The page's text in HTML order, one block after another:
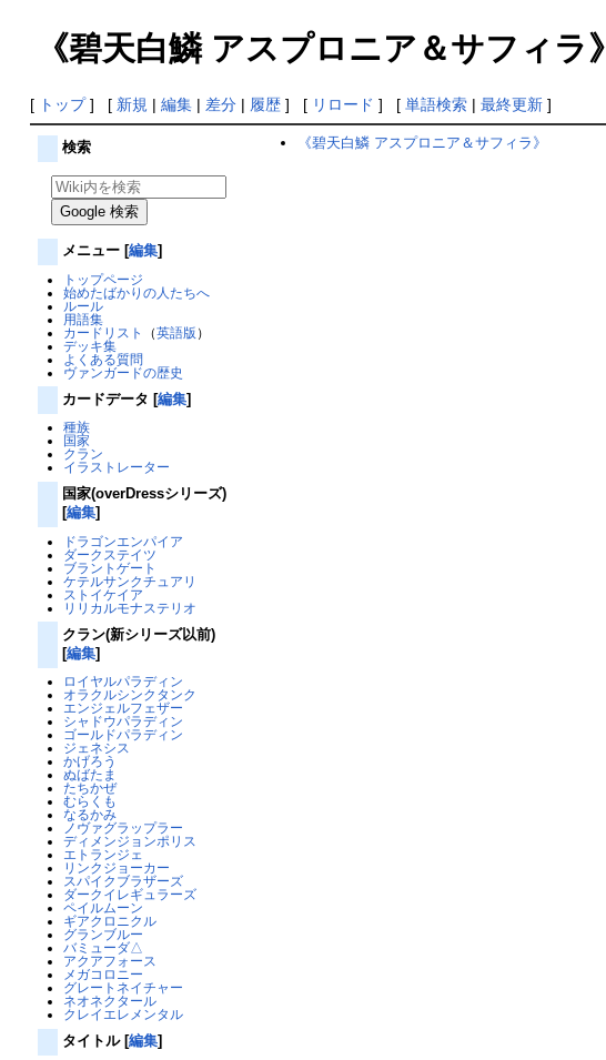
《碧天白鱗 アスプロニア＆サフィラ》
[ トップ] [ 新規 | 編集| 差分| 履歴] [ リロード ] [ 単語検索| 最終更新]
検索
メニュー [編集]
トップページ
始めたばかりの人たちへ
ルール
用語集
カードリスト
（英語版 ）
デッキ集
よくある質問
ヴァンガードの歴史
カードデータ [編集]
種族
国家
クラン
イラストレーター
国家(overDressシリーズ)
[編集]
ドラゴンエンパイア
ダークステイツ
ブラントゲート
ケテルサンクチュアリ
ストイケイア
リリカルモナステリオ
クラン(新シリーズ以前)
[編集]
ロイヤルパラディン
オラクルシンクタンク
エンジェルフェザー
シャドウパラディン
ゴールドパラディン
ジェネシス
かげろう
ぬばたま
たちかぜ
むらくも
なるかみ
ノヴァグラップラー
ディメンジョンポリス
エトランジェ
リンクジョーカー
スパイクブラザーズ
ダークイレギュラーズ
ペイルムーン
ギアクロニクル
グランブルー
バミューダ△
アクアフォース
メガコロニー
グレートネイチャー
ネオネクタール
クレイエレメンタル
タイトル [編集]
《碧天白鱗 アスプロニア＆サフィラ》